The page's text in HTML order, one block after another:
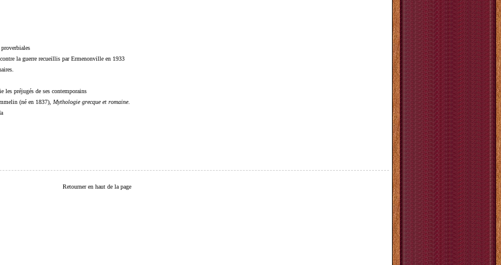
la guerre recueillis par Ermenonville en 1933
les préjugés de ses contemporains
(né en 1837), Mythologie grecque et romaine.
Retourner en haut de la page